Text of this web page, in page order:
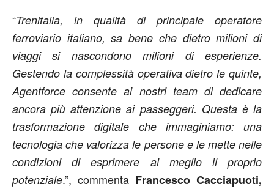
“Trenitalia, in qualità di principale operatore
ferroviario italiano, sa bene che dietro milioni di
viaggi si nascondono milioni di esperienze.
Gestendo la complessità operativa dietro le quinte,
Agentforce consente ai nostri team di dedicare
ancora più attenzione ai passeggeri. Questa è la
trasformazione digitale che immaginiamo: una
tecnologia che valorizza le persone e le mette nelle
condizioni di esprimere al meglio il proprio
potenziale.”, commenta Francesco Cacciapuoti,